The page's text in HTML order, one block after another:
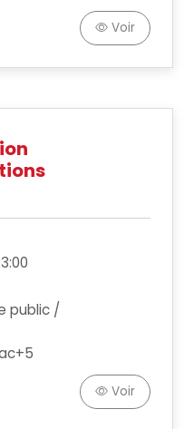
Voir
public /
Voir